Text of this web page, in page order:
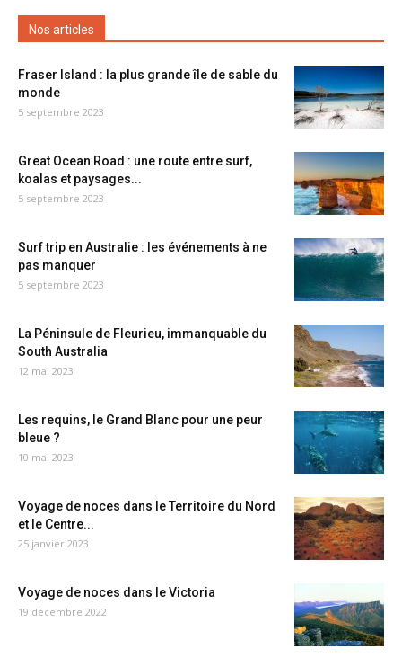
Nos articles
Fraser Island : la plus grande île de sable du
monde
5 septembre 2023
Great Ocean Road : une route entre surf,
koalas et paysages...
5 septembre 2023
Surf trip en Australie : les événements à ne
pas manquer
5 septembre 2023
La Péninsule de Fleurieu, immanquable du
South Australia
12 mai 2023
Les requins, le Grand Blanc pour une peur
bleue ?
10 mai 2023
Voyage de noces dans le Territoire du Nord
et le Centre...
25 janvier 2023
Voyage de noces dans le Victoria
19 décembre 2022